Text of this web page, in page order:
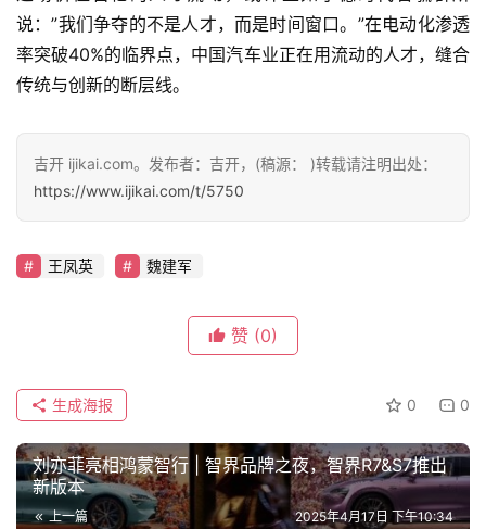
k
说：”我们争夺的不是人才，而是时间窗口。”在电动化渗透
率突破40%的临界点，中国汽车业正在用流动的人才，缝合
传统与创新的断层线。
吉开 ijikai.com。发布者：吉开，(稿源： )转载请注明出处：
https://www.ijikai.com/t/5750
王凤英 魏建军
赞 (0)
0 0
生成海报
刘亦菲亮相鸿蒙智行 | 智界品牌之夜，智界R7&S7推出
新版本
上一篇 2025年4月17日 下午10:34